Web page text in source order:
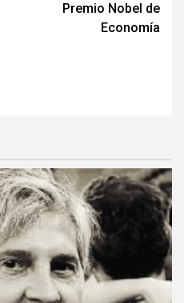
Premio Nobel de
Economía